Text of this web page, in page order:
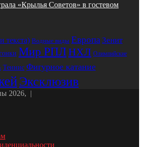
«Крылья Советов» в гостевом
текста) Водные виды Европа Зенит
Мир РПЛНХЛ Олимпийские
Теннис Фигурное катание
Эксклюзив
2026, |